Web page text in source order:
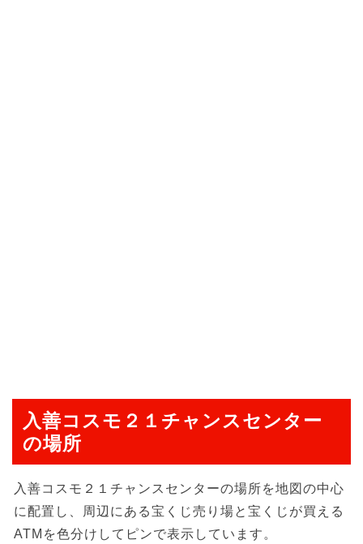
入善コスモ２１チャンスセンター
の場所
入善コスモ２１チャンスセンターの場所を地図の中心
に配置し、周辺にある宝くじ売り場と宝くじが買える
ATMを色分けしてピンで表示しています。